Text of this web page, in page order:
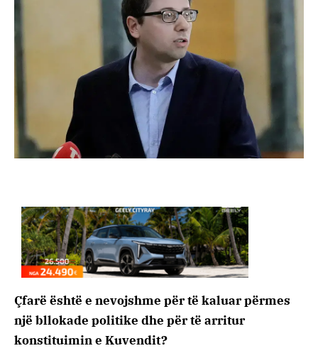
Çfarë është e nevojshme për të kaluar përmes
një bllokade politike dhe për të arritur
konstituimin e Kuvendit?